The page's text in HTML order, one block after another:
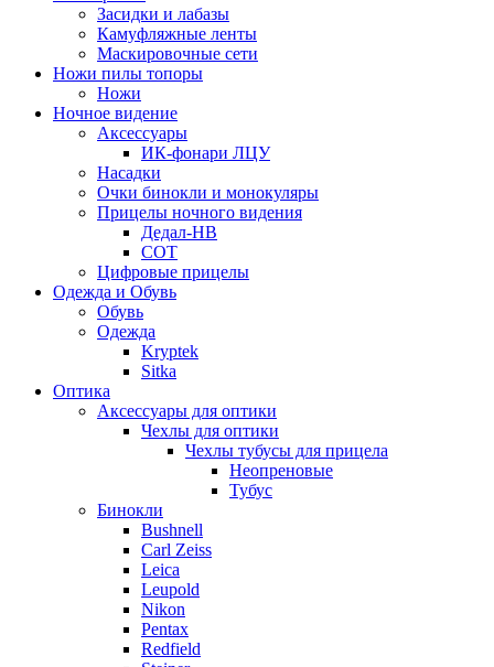
Засидки и лабазы
Камуфляжные ленты
Маскировочные сети
Ножи пилы топоры
Ножи
Ночное видение
Аксессуары
ИК-фонари ЛЦУ
Насадки
Очки бинокли и монокуляры
Прицелы ночного видения
Дедал-НВ
СОТ
Цифровые прицелы
Одежда и Обувь
Обувь
Одежда
Kryptek
Sitka
Оптика
Аксессуары для оптики
Чехлы для оптики
Чехлы тубусы для прицела
Неопреновые
Тубус
Бинокли
Bushnell
Carl Zeiss
Leica
Leupold
Nikon
Pentax
Redfield